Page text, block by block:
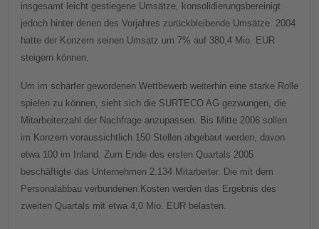
insgesamt leicht gestiegene Umsätze, konsolidierungsbereinigt
jedoch hinter denen des Vorjahres zurückbleibende Umsätze. 2004
hatte der Konzern seinen Umsatz um 7% auf 380,4 Mio. EUR
steigern können.
Um im schärfer gewordenen Wettbewerb weiterhin eine starke Rolle
spielen zu können, sieht sich die SURTECO AG gezwungen, die
Mitarbeiterzahl der Nachfrage anzupassen. Bis Mitte 2006 sollen
im Konzern voraussichtlich 150 Stellen abgebaut werden, davon
etwa 100 im Inland. Zum Ende des ersten Quartals 2005
beschäftigte das Unternehmen 2.134 Mitarbeiter. Die mit dem
Personalabbau verbundenen Kosten werden das Ergebnis des
zweiten Quartals mit etwa 4,0 Mio. EUR belasten.